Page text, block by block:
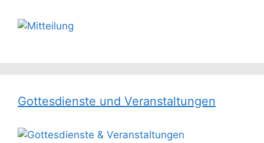
Gottesdienste und Veranstaltungen